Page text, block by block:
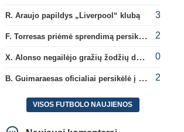
R. Araujo papildys „Liverpool“ klubą 3
F. Torresas priėmė sprendimą persikelti į PSG ekipą 2
X. Alonso negailėjo gražių žodžių dabartiniam savo klubui „Chelsea“ 0
B. Guimaraesas oficialiai persikėlė į „Arsenal“ klubą 2
VISOS FUTBOLO NAUJIENOS